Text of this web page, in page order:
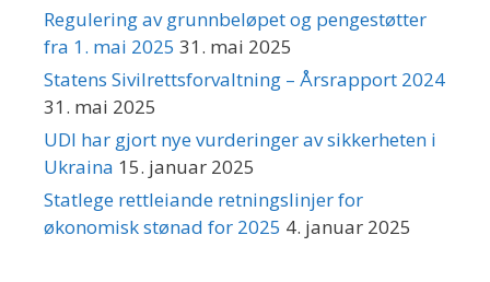
Regulering av grunnbeløpet og pengestøtter
fra 1. mai 2025 31. mai 2025
Statens Sivilrettsforvaltning – Årsrapport 2024
31. mai 2025
UDI har gjort nye vurderinger av sikkerheten i
Ukraina 15. januar 2025
Statlege rettleiande retningslinjer for
økonomisk stønad for 2025 4. januar 2025